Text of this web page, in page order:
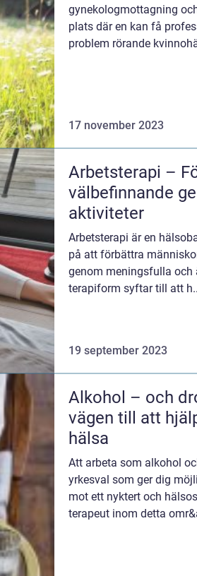
gynekologmottagning
plats där en kan få
problem rörande
17 november 2023
Arbetsterapi –
välbefinnande
aktiviteter
Arbetsterapi är en
på att förbättra
genom meningsfulla och
terapiform syftar till att
19 september 2023
Alkohol – och
vägen till att
hälsa
Att arbeta som alkohol
yrkesval som ger dig
mot ett nyktert och
terapeut inom detta